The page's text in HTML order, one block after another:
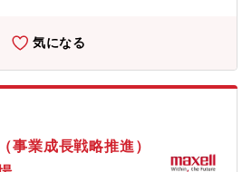
ングプラットフォームとしての成長戦
ーガルネットワーク、LICなどのM&Aに
ドットコム事業本部 事業戦略室 ?事業
割を担います。・弁護士ドットコム事業
ながら人事・労務面でのDDの遂行■対象
スク調査■労働契約、就業規則、労使協定
、退職給付債務、人員構成等の分析■人
ポーティング■外部専門家（弁護士・社
（統合作業）M&Aを行ったグループ
ループ一体化の推進■人事制度統合計画
制度の設計および統合■労務コンプライ
要員計画の策定■エンゲージメント向上
気になる
事業成長戦略推進）